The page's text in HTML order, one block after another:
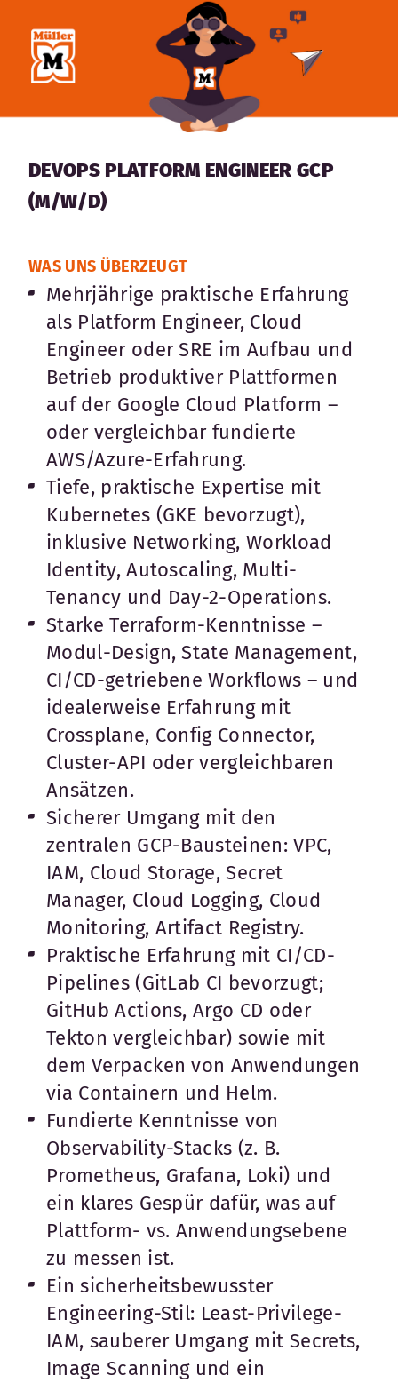
DEVOPS PLATFORM ENGINEER GCP
(M/W/D)
WAS UNS ÜBERZEUGT
Mehrjährige praktische Erfahrung
als Platform Engineer, Cloud
Engineer oder SRE im Aufbau und
Betrieb produktiver Plattformen
auf der Google Cloud Platform –
oder vergleichbar fundierte
AWS/Azure-Erfahrung.
Tiefe, praktische Expertise mit
Kubernetes (GKE bevorzugt),
inklusive Networking, Workload
Identity, Autoscaling, Multi-
Tenancy und Day-2-Operations.
Starke Terraform-Kenntnisse –
Modul-Design, State Management,
CI/CD-getriebene Workflows – und
idealerweise Erfahrung mit
Crossplane, Config Connector,
Cluster-API oder vergleichbaren
Ansätzen.
Sicherer Umgang mit den
zentralen GCP-Bausteinen: VPC,
IAM, Cloud Storage, Secret
Manager, Cloud Logging, Cloud
Monitoring, Artifact Registry.
Praktische Erfahrung mit CI/CD-
Pipelines (GitLab CI bevorzugt;
GitHub Actions, Argo CD oder
Tekton vergleichbar) sowie mit
dem Verpacken von Anwendungen
via Containern und Helm.
Fundierte Kenntnisse von
Observability-Stacks (z. B.
Prometheus, Grafana, Loki) und
ein klares Gespür dafür, was auf
Plattform- vs. Anwendungsebene
zu messen ist.
Ein sicherheitsbewusster
Engineering-Stil: Least-Privilege-
IAM, sauberer Umgang mit Secrets,
Image Scanning und ein